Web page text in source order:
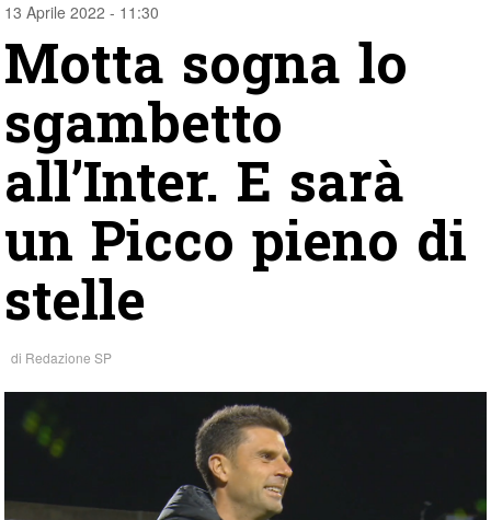
13 Aprile 2022 - 11:30
Motta sogna lo
sgambetto
all’Inter. E sarà
un Picco pieno di
stelle
di Redazione SP